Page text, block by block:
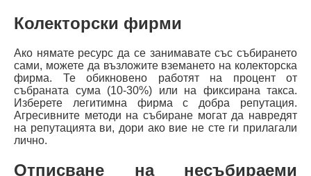
Колекторски фирми
Ако нямате ресурс да се занимавате със събирането
сами, можете да възложите вземането на колекторска
фирма. Те обикновено работят на процент от
събраната сума (10-30%) или на фиксирана такса.
Изберете легитимна фирма с добра репутация.
Агресивните методи на събиране могат да навредят
на репутацията ви, дори ако вие не сте ги прилагали
лично.
Отписване на несъбираеми